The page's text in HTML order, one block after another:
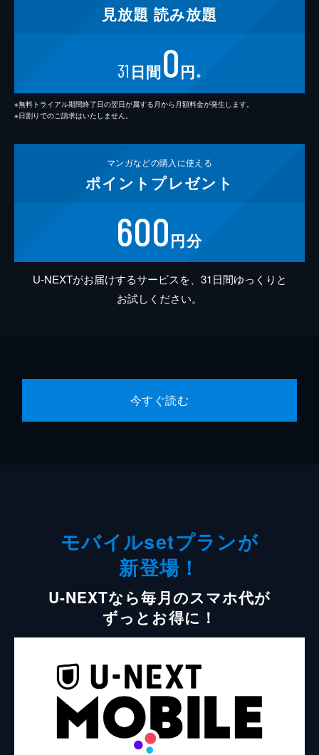
見放題 読み放題
31 日間0円 ※
※無料トライアル期間終了日の翌日が属する月から月額料金が発生します。
※日割りでのご請求はいたしません。
マンガなどの購入に使える
ポイント プレゼント
600円分
U-NEXTがお届けするサービスを、31日間ゆっくりと
お試しください。
今すぐ読む
モバイルsetプランが
新登場！
U-NEXTなら毎月のスマホ代が
ずっとお得に！